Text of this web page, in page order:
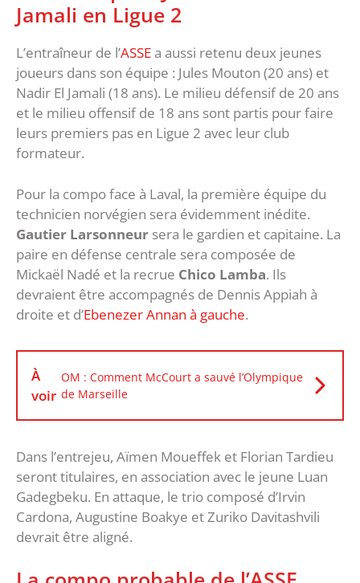
Jamali en Ligue 2
L’entraîneur de l’ASSEa aussi retenu deux jeunes
joueurs dans son équipe : Jules Mouton (20 ans) et
Nadir El Jamali (18 ans). Le milieu défensif de 20 ans
et le milieu offensif de 18 ans sont partis pour faire
leurs premiers pas en Ligue 2 avec leur club
formateur.
Pour la compo face à Laval, la première équipe du
technicien norvégien sera évidemment inédite.
Gautier Larsonneur sera le gardien et capitaine. La
paire en défense centrale sera composée de
Mickaël Nadé et la recrue Chico Lamba. Ils
devraient être accompagnés de Dennis Appiah à
droite et d’Ebenezer Annan à gauche.
À
voir
OM : Comment McCourt a sauvé l’Olympique
de Marseille
Dans l’entrejeu, Aïmen Moueffek et Florian Tardieu
seront titulaires, en association avec le jeune Luan
Gadegbeku. En attaque, le trio composé d’Irvin
Cardona, Augustine Boakye et Zuriko Davitashvili
devrait être aligné.